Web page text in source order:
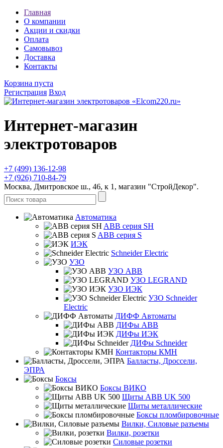
Главная
О компании
Акции и скидки
Оплата
Самовывоз
Доставка
Контакты
Корзина пуста
Регистрация Вход
Интернет-магазин
электротоваров
+7 (499) 136-12-98
+7 (926) 710-84-79
Москва, Дмитровское ш., 46, к 1, магазин "СтройДекор".
Автоматика
ABB серия SH
ABB серия S
ИЭК
Schneider Electric
УЗО
УЗО ABB
УЗО LEGRAND
УЗО ИЭК
УЗО Schneider
Electric
ДИФФ Автоматы
ДИФы ABB
ДИФы ИЭК
ДИФы Schneider
Контакторы КМН
Балласты, Дроссели,
ЭПРА
Боксы
Боксы ВИКО
Щиты ABB UK 500
Щиты металлические
Боксы пломбировочные
Вилки, Силовые разъемы
Вилки, розетки
Силовые розетки